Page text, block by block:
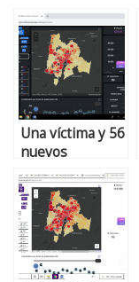
Una víctima y 56
nuevos
contagios por
COVID-19 en
Sabana Centro